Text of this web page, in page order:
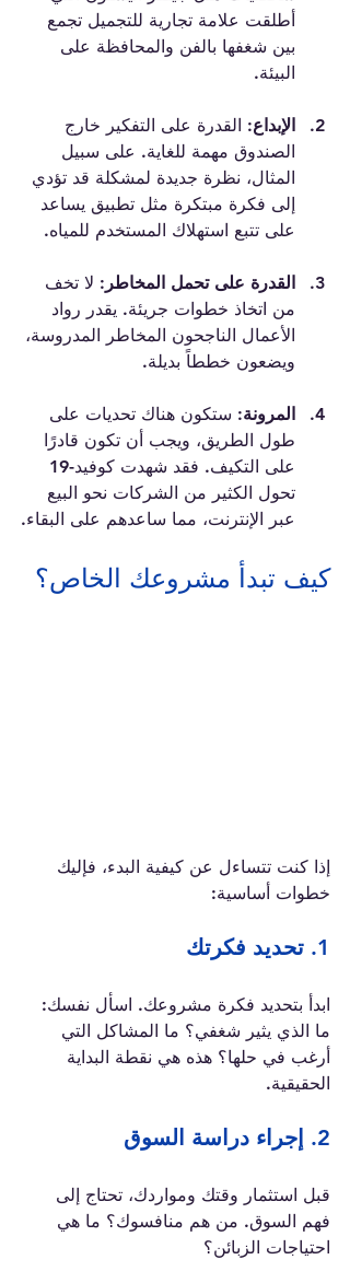
أطلقت علامة تجارية للتجميل تجمع
بين شغفها بالفن والمحافظة على
البيئة.
الإبداع: القدرة على التفكير خارج
الصندوق مهمة للغاية. على سبيل
المثال، نظرة جديدة لمشكلة قد تؤدي
إلى فكرة مبتكرة مثل تطبيق يساعد
على تتبع استهلاك المستخدم للمياه.
القدرة على تحمل المخاطر: لا تخف
من اتخاذ خطوات جريئة. يقدر رواد
الأعمال الناجحون المخاطر المدروسة،
ويضعون خططاً بديلة.
المرونة: ستكون هناك تحديات على
طول الطريق، ويجب أن تكون قادرًا
تحول الكثير من الشركات نحو البيع
عبر الإنترنت، مما ساعدهم على البقاء.
كيف تبدأ مشروعك الخاص؟
إذا كنت تتساءل عن كيفية البدء، فإليك
خطوات أساسية:
1. تحديد فكرتك
ابدأ بتحديد فكرة مشروعك. اسأل نفسك:
ما الذي يثير شغفي؟ ما المشاكل التي
أرغب في حلها؟ هذه هي نقطة البداية
الحقيقية.
2. إجراء دراسة السوق
قبل استثمار وقتك ومواردك، تحتاج إلى
فهم السوق. من هم منافسوك؟ ما هي
احتياجات الزبائن؟